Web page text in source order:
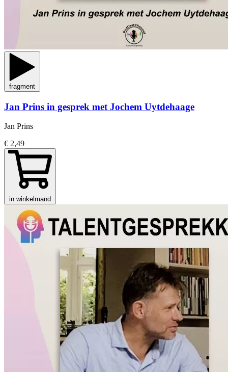
fragment
Jan Prins in gesprek met Jochem Uytdehaage
Jan Prins
€ 2,49
in winkelmand